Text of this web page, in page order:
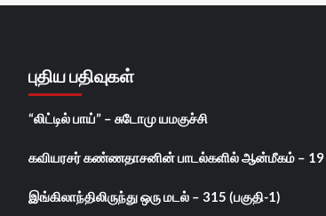
புதிய பதிவுகள்
“லிட்டில் பாய்” – சுடோமு யமகுச்சி
கவியரசர் கண்ணதாசனின் பாடல்களில் ஆன்மீகம் – 19
இங்கிலாந்திலிருந்து ஒரு மடல் – 315 (பகுதி-1)